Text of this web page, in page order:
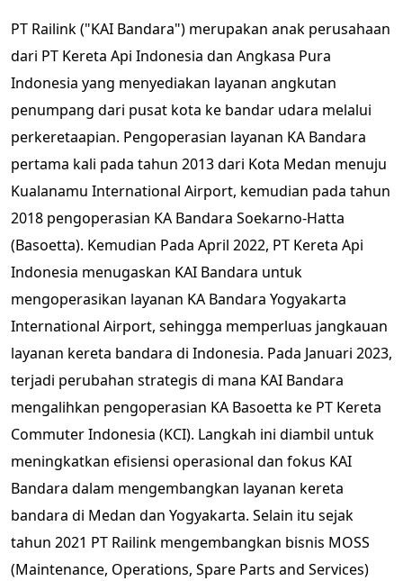
PT Railink ("KAI Bandara") merupakan anak perusahaan
dari PT Kereta Api Indonesia dan Angkasa Pura
Indonesia yang menyediakan layanan angkutan
penumpang dari pusat kota ke bandar udara melalui
perkeretaapian. Pengoperasian layanan KA Bandara
pertama kali pada tahun 2013 dari Kota Medan menuju
Kualanamu International Airport, kemudian pada tahun
2018 pengoperasian KA Bandara Soekarno-Hatta
(Basoetta). Kemudian Pada April 2022, PT Kereta Api
Indonesia menugaskan KAI Bandara untuk
mengoperasikan layanan KA Bandara Yogyakarta
International Airport, sehingga memperluas jangkauan
layanan kereta bandara di Indonesia. Pada Januari 2023,
terjadi perubahan strategis di mana KAI Bandara
mengalihkan pengoperasian KA Basoetta ke PT Kereta
Commuter Indonesia (KCI). Langkah ini diambil untuk
meningkatkan efisiensi operasional dan fokus KAI
Bandara dalam mengembangkan layanan kereta
bandara di Medan dan Yogyakarta. Selain itu sejak
tahun 2021 PT Railink mengembangkan bisnis MOSS
(Maintenance, Operations, Spare Parts and Services)